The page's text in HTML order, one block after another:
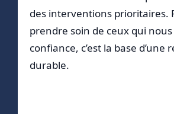
des interventions prioritaires.
prendre soin de ceux qui
confiance, c’est la base d’une
durable.